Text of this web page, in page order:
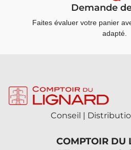
Demande
Faites évaluer votre panier
adapté.
Conseil |
COMPTOIR DU